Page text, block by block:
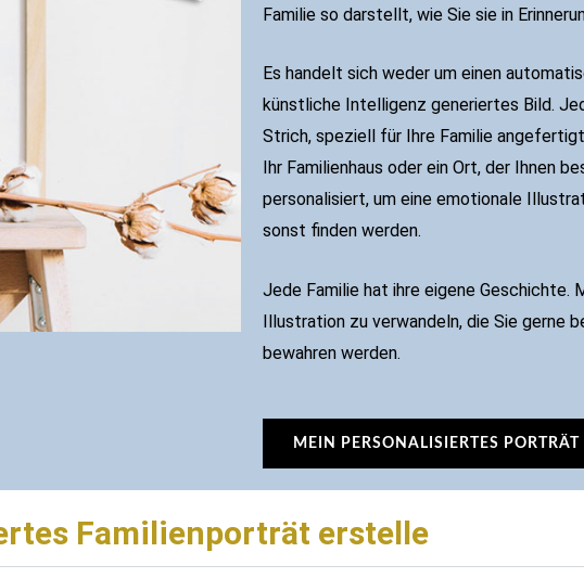
Familie so darstellt, wie Sie sie in
Es handelt sich weder um einen
künstliche Intelligenz generiertes Bild.
Strich, speziell für Ihre Familie
Ihr Familienhaus oder ein Ort, der Ihnen
personalisiert, um eine emotionale
sonst finden werden.
Jede Familie hat ihre eigene Geschichte.
Illustration zu verwandeln, die Sie gerne
bewahren werden.
MEIN PERSONALISIERTES PORTRÄT
Familienporträt erstelle